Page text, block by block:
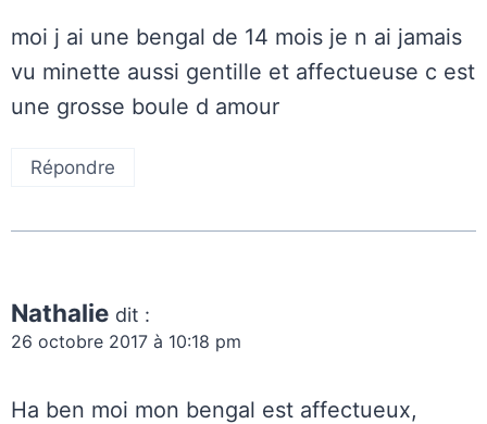
moi j ai une bengal de 14 mois je n ai jamais
vu minette aussi gentille et affectueuse c est
une grosse boule d amour
Répondre
Nathalie dit :
26 octobre 2017 à 10:18 pm
Ha ben moi mon bengal est affectueux,